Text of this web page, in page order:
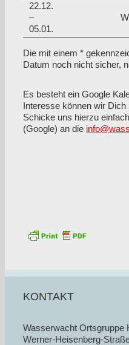
22.12.
–
05.01.
Die mit einem *
Datum noch nicht sicher,
Es besteht ein Google
Interesse können wir Dich
Schicke uns hierzu
(Google) an die
KONTAKT
Wasserwacht Ortsgruppe
Werner-Heisenberg-